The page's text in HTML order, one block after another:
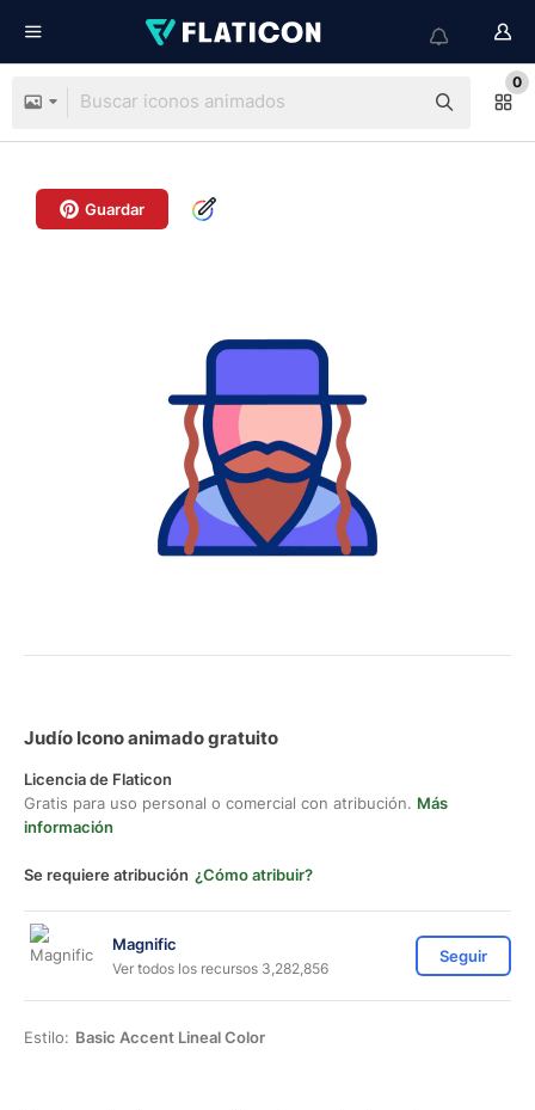
0
Guardar
Judío Icono animado gratuito
Licencia de Flaticon
Gratis para uso personal o comercial con atribución. Más
información
Se requiere atribución ¿Cómo atribuir?
Magnific
Ver todos los recursos 3,282,856
Seguir
Estilo: Basic Accent Lineal Color